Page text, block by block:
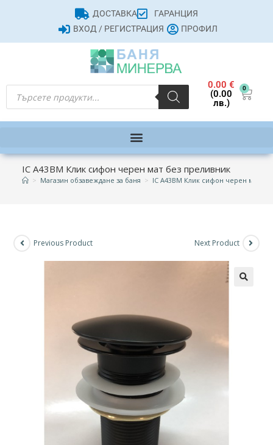
ДОСТАВКА
ГАРАНЦИЯ
ВХОД / РЕГИСТРАЦИЯ
ПРОФИЛ
0.00€
(0.00
лв.)
0
IC A43BM Клик сифон черен мат без преливник
> Магазин обзавеждане за баня > IC A43BM Клик сифон черен мат
Previous Product Next Product